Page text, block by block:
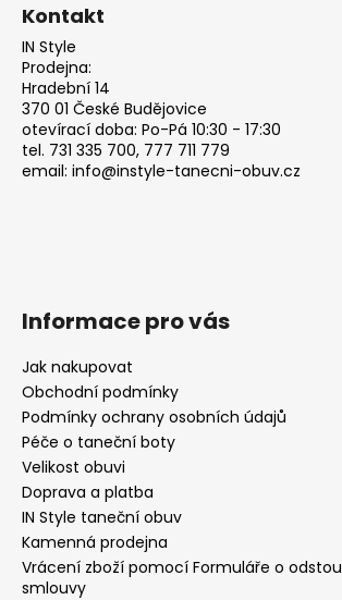
Kontakt
IN Style
Prodejna:
Hradební 14
370 01 České Budějovice
otevírací doba: Po-Pá 10:30 - 17:30
tel. 731 335 700, 777 711 779
email: info@instyle-tanecni-obuv.cz
Informace pro vás
Jak nakupovat
Obchodní podmínky
Podmínky ochrany osobních údajů
Péče o taneční boty
Velikost obuvi
Doprava a platba
IN Style taneční obuv
Kamenná prodejna
Vrácení zboží pomocí Formuláře o
smlouvy